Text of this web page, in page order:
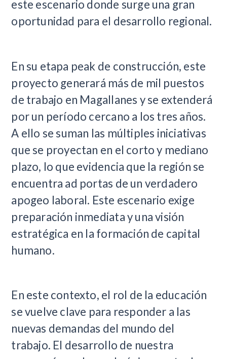
este escenario donde surge una gran
oportunidad para el desarrollo regional.
En su etapa peak de construcción, este
proyecto generará más de mil puestos
de trabajo en Magallanes y se extenderá
por un período cercano a los tres años.
A ello se suman las múltiples iniciativas
que se proyectan en el corto y mediano
plazo, lo que evidencia que la región se
encuentra ad portas de un verdadero
apogeo laboral. Este escenario exige
preparación inmediata y una visión
estratégica en la formación de capital
humano.
En este contexto, el rol de la educación
se vuelve clave para responder a las
nuevas demandas del mundo del
trabajo. El desarrollo de nuestra